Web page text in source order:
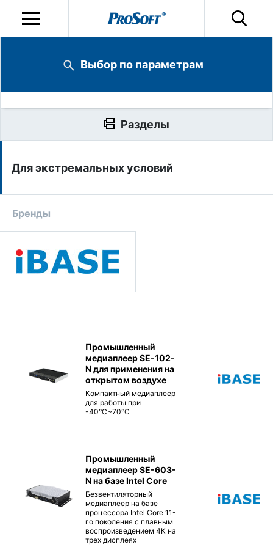
Для экстремальных условий
Бренды
Промышленный
медиаплеер SE-102-
N для применения на
открытом воздухе
Компактный медиаплеер
для работы при
-40°C~70°C
Промышленный
медиаплеер SE-603-
N на базе Intel Core
Безвентиляторный
медиаплеер на базе
процессора Intel Core 11-
го поколения с плавным
воспроизведением 4К на
трех дисплеях
Выбор по параметрам
Разделы